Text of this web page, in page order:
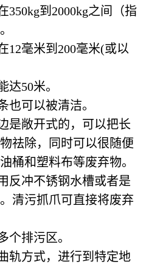
350kg到2000kg之间（指
12毫米到200毫米(或以
达50米。
也可以被清洁。
是敞开式的，可以把长
祛除，同时可以很随便
桶和塑料布等废弃物。
反冲不锈钢水槽或者是
清污抓爪可直接将废弃
个排污区。
轨方式，进行到特定地